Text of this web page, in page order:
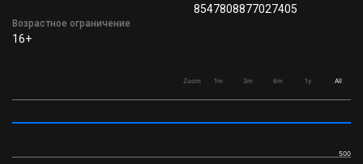
Возрастное ограничение
16+
8547808877027405
Zoom 1m 3m 6m 1y All
500